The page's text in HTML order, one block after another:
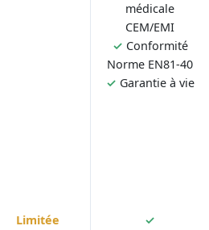
médicale
CEM/EMI
✓ Conformité
Norme EN81-40
✓ Garantie à vie
Limitée
✓